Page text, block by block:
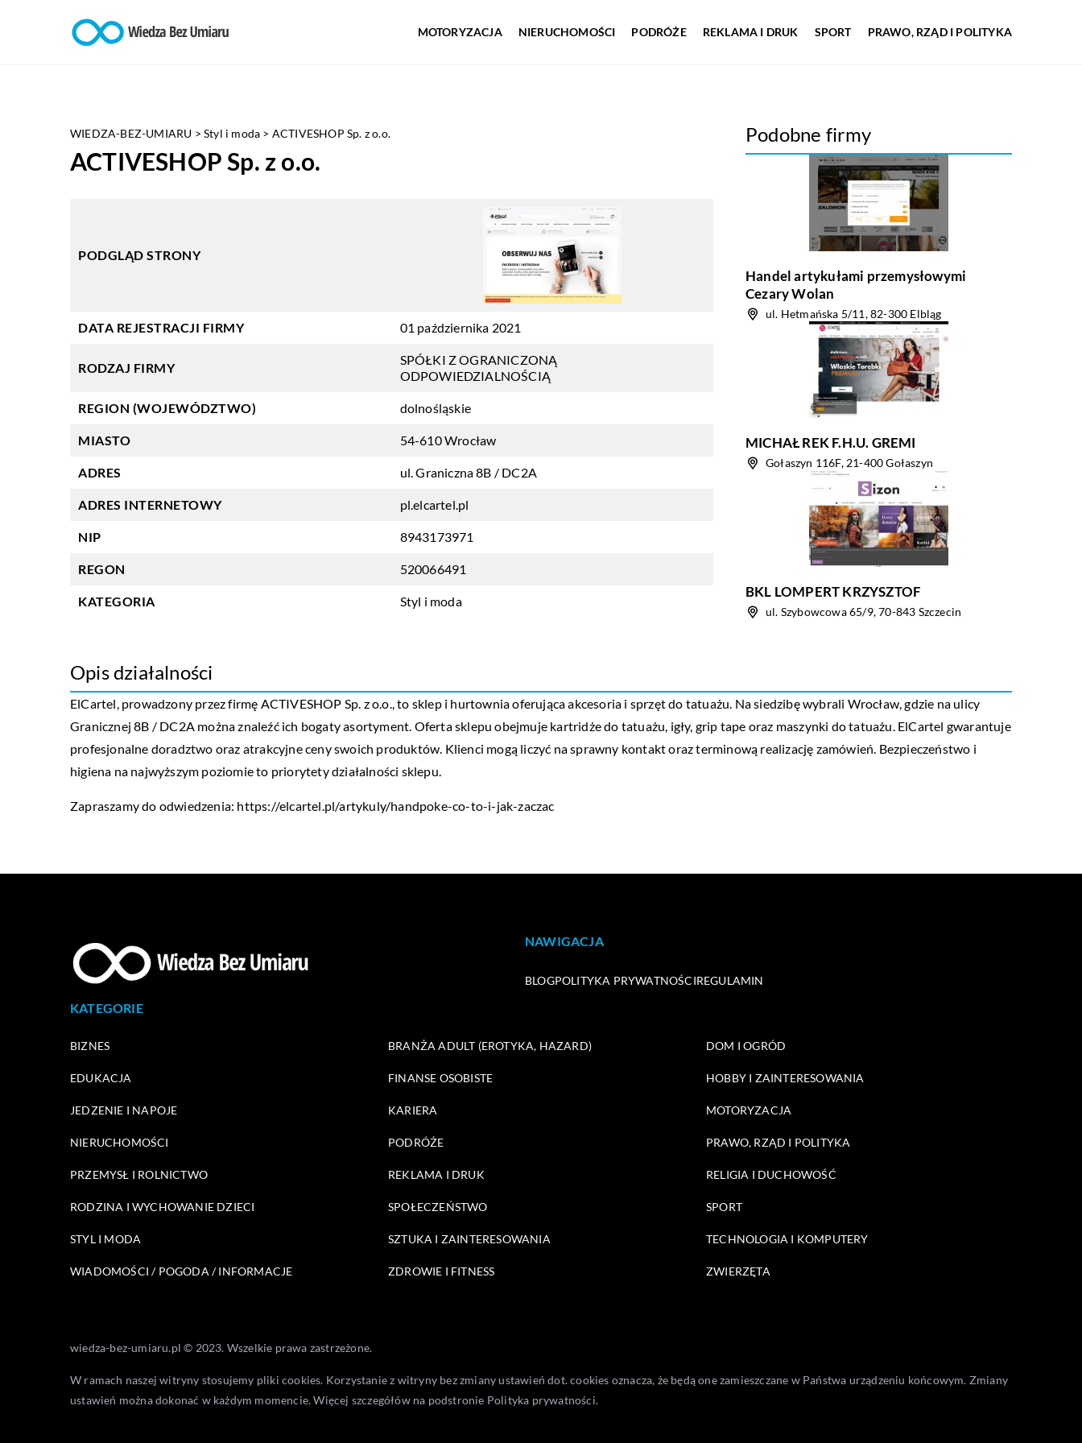
MOTORYZACJA NIERUCHOMOŚCI PODRÓŻE REKLAMA I DRUK SPORT PRAWO, RZĄD I POLITYKA
WIEDZA-BEZ-UMIARU >Styl i moda > ACTIVESHOP Sp. z o.o.
ACTIVESHOP Sp. z o.o.
PODGLĄD STRONY
DATA REJESTRACJI FIRMY 01 października 2021
RODZAJ FIRMY
SPÓŁKI Z OGRANICZONĄ
ODPOWIEDZIALNOŚCIĄ
REGION (WOJEWÓDZTWO) dolnośląskie
MIASTO 54-610 Wrocław
ADRES ul. Graniczna 8B / DC2A
ADRES INTERNETOWY pl.elcartel.pl
NIP 8943173971
REGON 520066491
KATEGORIA Styl i moda
Podobne firmy
Handel artykułami przemysłowymi
Cezary Wolan
ul. Hetmańska 5/11, 82-300 Elbląg
MICHAŁ REK F.H.U. GREMI
Gołaszyn 116F, 21-400 Gołaszyn
BKL LOMPERT KRZYSZTOF
ul. Szybowcowa 65/9, 70-843 Szczecin
Opis działalności
ElCartel, prowadzony przez firmę ACTIVESHOP Sp. z o.o., to sklep i hurtownia oferująca akcesoria i sprzęt do tatuażu. Na siedzibę wybrali Wrocław, gdzie na ulicy
Granicznej 8B / DC2A można znaleźć ich bogaty asortyment. Oferta sklepu obejmuje kartridże do tatuażu, igły, grip tape oraz maszynki do tatuażu. ElCartel gwarantuje
profesjonalne doradztwo oraz atrakcyjne ceny swoich produktów. Klienci mogą liczyć na sprawny kontakt oraz terminową realizację zamówień. Bezpieczeństwo i
higiena na najwyższym poziomie to priorytety działalności sklepu.
Zapraszamy do odwiedzenia: https://elcartel.pl/artykuly/handpoke-co-to-i-jak-zaczac
NAWIGACJA
BLOGPOLITYKA PRYWATNOŚCIREGULAMIN
KATEGORIE
BIZNES BRANŻA ADULT (EROTYKA, HAZARD) DOM I OGRÓD
EDUKACJA FINANSE OSOBISTE HOBBY I ZAINTERESOWANIA
JEDZENIE I NAPOJE KARIERA MOTORYZACJA
NIERUCHOMOŚCI PODRÓŻE PRAWO, RZĄD I POLITYKA
PRZEMYSŁ I ROLNICTWO REKLAMA I DRUK RELIGIA I DUCHOWOŚĆ
RODZINA I WYCHOWANIE DZIECI SPOŁECZEŃSTWO SPORT
STYL I MODA SZTUKA I ZAINTERESOWANIA TECHNOLOGIA I KOMPUTERY
WIADOMOŚCI / POGODA / INFORMACJE ZDROWIE I FITNESS ZWIERZĘTA
wiedza-bez-umiaru.pl © 2023. Wszelkie prawa zastrzeżone.
W ramach naszej witryny stosujemy pliki cookies. Korzystanie z witryny bez zmiany ustawień dot. cookies oznacza, że będą one zamieszczane w Państwa urządzeniu końcowym. Zmiany
ustawień można dokonać w każdym momencie. Więcej szczegółów na podstronie Polityka prywatności.